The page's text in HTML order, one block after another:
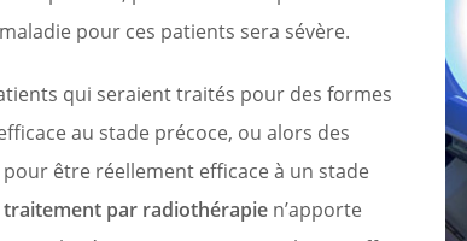
pour ces patients sera sévère.
qui seraient traités pour des formes
au stade précoce, ou alors des
être réellement efficace à un stade
traitement par radiothérapie n’apporte